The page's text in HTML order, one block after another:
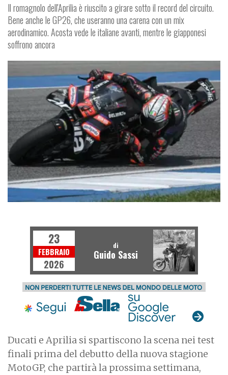
Il romagnolo dell'Aprilia è riuscito a girare sotto il record del circuito.
Bene anche le GP26, che useranno una carena con un mix
aerodinamico. Acosta vede le italiane avanti, mentre le giapponesi
soffrono ancora
Ducati e Aprilia si spartiscono la scena nei test
finali prima del debutto della nuova stagione
MotoGP, che partirà la prossima settimana,
23
FEBBRAIO
2026
di
Guido Sassi